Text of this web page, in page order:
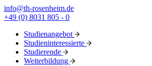
info@th-rosenheim.de
+49 (0) 8031 805 - 0
Studienangebot
Studieninteressierte
Studierende
Weiterbildung